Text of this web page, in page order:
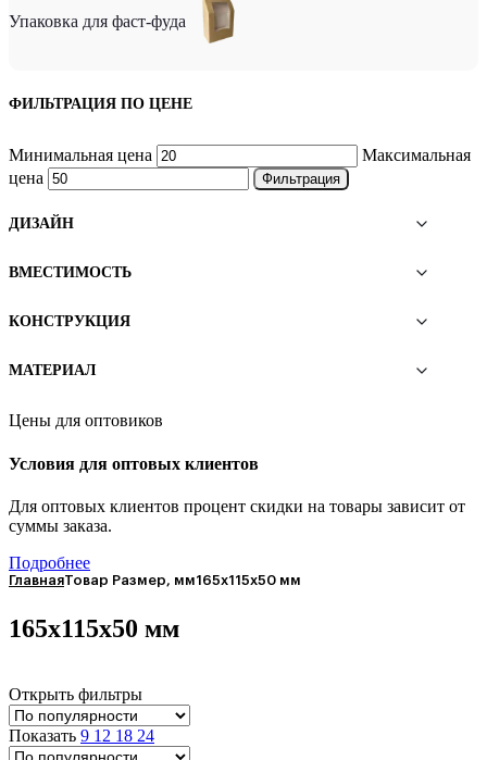
Упаковка для фаст-фуда
ФИЛЬТРАЦИЯ ПО ЦЕНЕ
Минимальная цена
Максимальная
цена
Фильтрация
ДИЗАЙН
ВМЕСТИМОСТЬ
КОНСТРУКЦИЯ
МАТЕРИАЛ
Цены для оптовиков
Условия для оптовых клиентов
Для оптовых клиентов процент скидки на товары зависит от
суммы заказа.
Подробнее
ГлавнаяТовар Размер, мм165х115х50 мм
165х115х50 мм
Открыть фильтры
Показать 9 12 18 24